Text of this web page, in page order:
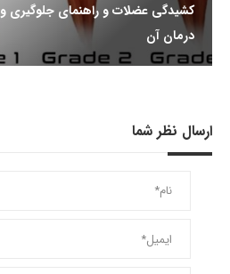
کشیدگی عضلات و راهنمای جلوگیری و
درمان آن
ارسال نظر شما